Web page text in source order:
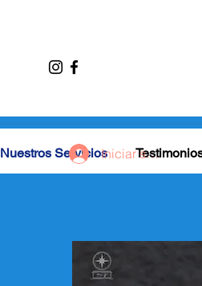
Nuestros ServiciosIniciar sesión